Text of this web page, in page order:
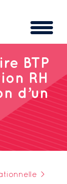
BTP
RH
d’un
>